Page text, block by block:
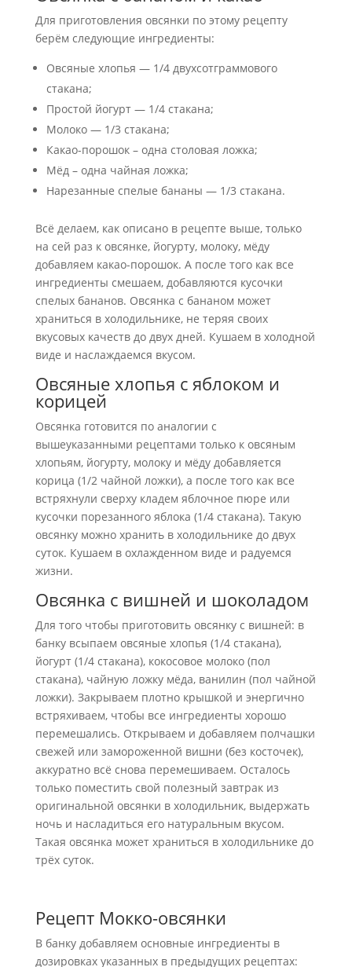
Для приготовления овсянки по этому рецепту
берём следующие ингредиенты:
Овсяные хлопья — 1/4 двухсотграммового
стакана;
Простой йогурт — 1/4 стакана;
Молоко — 1/3 стакана;
Какао-порошок – одна столовая ложка;
Мёд – одна чайная ложка;
Нарезанные спелые бананы — 1/3 стакана.
Всё делаем, как описано в рецепте выше, только
на сей раз к овсянке, йогурту, молоку, мёду
добавляем какао-порошок. А после того как все
ингредиенты смешаем, добавляются кусочки
спелых бананов. Овсянка с бананом может
храниться в холодильнике, не теряя своих
вкусовых качеств до двух дней. Кушаем в холодной
виде и наслаждаемся вкусом.
Овсяные хлопья с яблоком и
корицей
Овсянка готовится по аналогии с
вышеуказанными рецептами только к овсяным
хлопьям, йогурту, молоку и мёду добавляется
корица (1/2 чайной ложки), а после того как все
встряхнули сверху кладем яблочное пюре или
кусочки порезанного яблока (1/4 стакана). Такую
овсянку можно хранить в холодильнике до двух
суток. Кушаем в охлажденном виде и радуемся
жизни.
Овсянка с вишней и шоколадом
Для того чтобы приготовить овсянку с вишней: в
банку всыпаем овсяные хлопья (1/4 стакана),
йогурт (1/4 стакана), кокосовое молоко (пол
стакана), чайную ложку мёда, ванилин (пол чайной
ложки). Закрываем плотно крышкой и энергично
встряхиваем, чтобы все ингредиенты хорошо
перемешались. Открываем и добавляем полчашки
свежей или замороженной вишни (без косточек),
аккуратно всё снова перемешиваем. Осталось
только поместить свой полезный завтрак из
оригинальной овсянки в холодильник, выдержать
ночь и насладиться его натуральным вкусом.
Такая овсянка может храниться в холодильнике до
трёх суток.
Рецепт Мокко-овсянки
В банку добавляем основные ингредиенты в
дозировках указанных в предыдущих рецептах: